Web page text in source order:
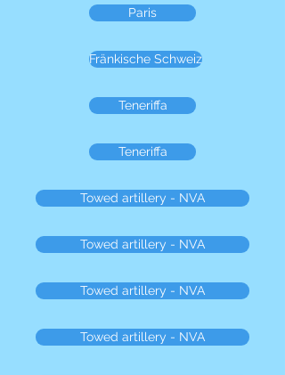
Paris
Fränkische Schweiz
Teneriffa
Teneriffa
Towed artillery - NVA
Towed artillery - NVA
Towed artillery - NVA
Towed artillery - NVA